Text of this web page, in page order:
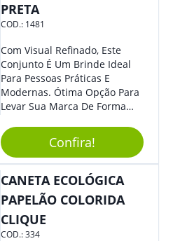
PRETA
COD.: 1481
Com Visual Refinado, Este
Conjunto É Um Brinde Ideal
Para Pessoas Práticas E
Modernas. Ótima Opção Para
Levar Sua Marca De Forma
Sua Empresa Em Eventos,
Reuniões Corporativas Ou Até
Mesmo Para Presentear
Colaboradores E Parceiros De
Sua Empresa.
Confira!
CANETA ECOLÓGICA
PAPELÃO COLORIDA
CLIQUE
COD.:334